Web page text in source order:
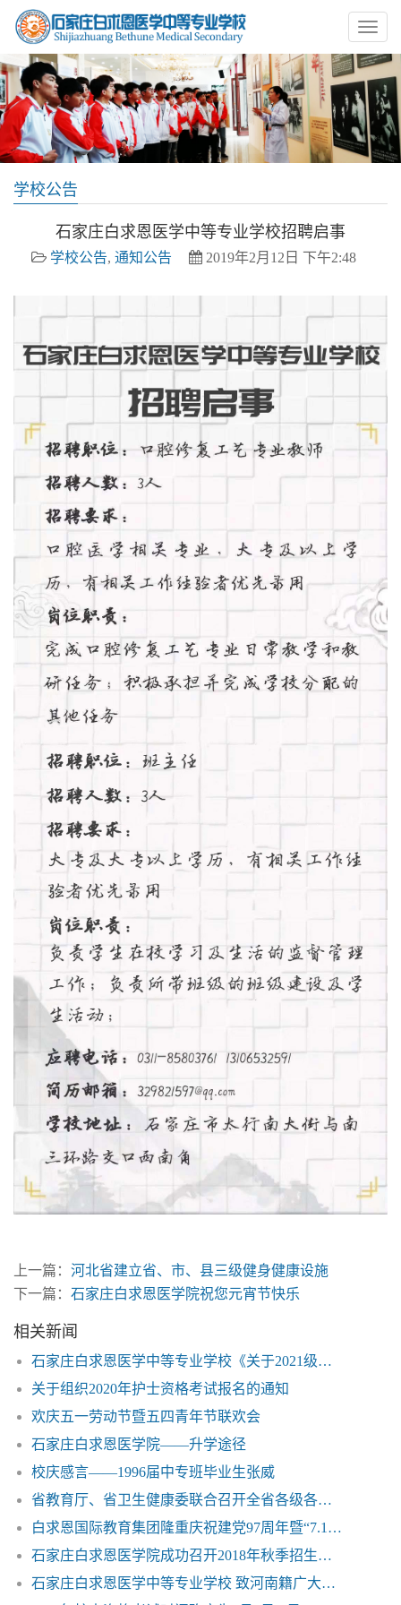
学校公告
石家庄白求恩医学中等专业学校招聘启事
学校公告, 通知公告 2019年2月12日 下午2:48
上一篇： 河北省建立省、市、县三级健身健康设施
下一篇： 石家庄白求恩医学院祝您元宵节快乐
相关新闻
石家庄白求恩医学中等专业学校《关于2021级秋季新生开学相关事宜的公告》相关内容的说明
关于组织2020年护士资格考试报名的通知
欢庆五一劳动节暨五四青年节联欢会
石家庄白求恩医学院——升学途径
校庆感言——1996届中专班毕业生张威
省教育厅、省卫生健康委联合召开全省各级各类学校复学复课工作视频会议——石家庄白求恩医学院
白求恩国际教育集团隆重庆祝建党97周年暨“7.1”表彰大会召开
石家庄白求恩医学院成功召开2018年秋季招生启动会
石家庄白求恩医学中等专业学校 致河南籍广大学生的一封公开信